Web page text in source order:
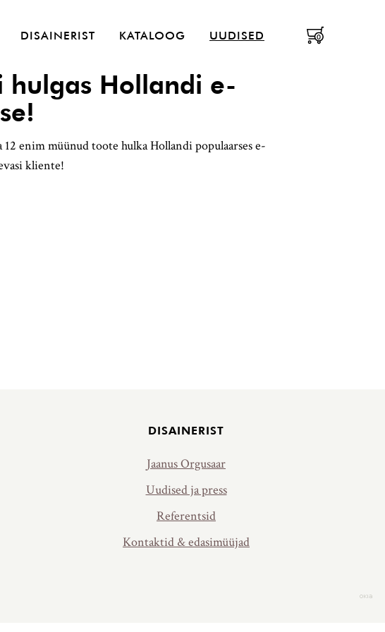
Peamenüü
DISAINERIST KATALOOG UUDISED 0
hulgas Hollandi e-
enim müünud toote hulka Hollandi populaarses e-
kliente!
DISAINERIST
Jaanus Orgusaar
Uudised ja press
Referentsid
Kontaktid & edasimüüjad